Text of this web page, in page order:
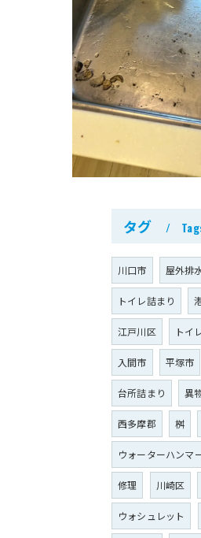
タグ
川口市 屋外排
トイレ詰まり
江戸川区 トイ
入間市 平塚市
台所詰まり 異
西多摩郡 桝
ウォーターハンマ
修理 川崎区
ウォシュレット